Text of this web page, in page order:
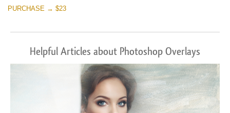
PURCHASE → $23
Helpful Articles about Photoshop Overlays